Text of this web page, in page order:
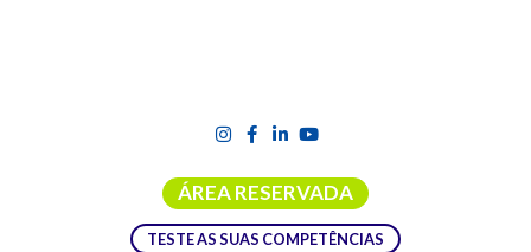
ÁREA RESERVADA
TESTE AS SUAS COMPETÊNCIAS